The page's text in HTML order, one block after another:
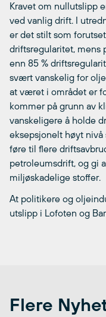
Kravet om nullutslipp
ved vanlig drift. I
er det stilt som
driftsregularitet, mens
enn 85 %
svært vanskelig for
at været i området er
kommer på grunn av
vanskeligere å holde
eksepsjonelt høyt
føre til flere
petroleumsdrift, og gi
miljøskadelige stoffer.
At politikere og
utslipp i Lofoten og
Flere